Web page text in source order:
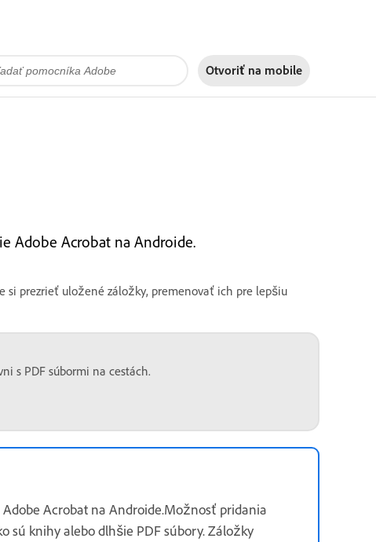
Otvoriť na mobile
Adobe Acrobat na Androide.
prezrieť uložené záložky, premenovať ich pre lepšiu
s PDF súbormi na cestách.
Acrobat na Androide.Možnosť pridania
sú knihy alebo dlhšie PDF súbory. Záložky